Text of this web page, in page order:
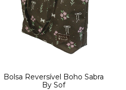
Bolsa Reversível Boho Sabra
By Sof